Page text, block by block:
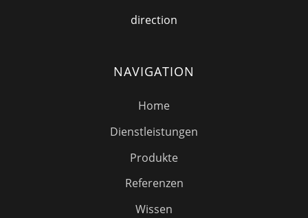
direction
NAVIGATION
Home
Dienstleistungen
Produkte
Referenzen
Wissen